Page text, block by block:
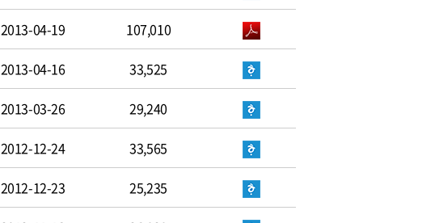
2013-04-19 107,010
2013-04-16 33,525
2013-03-26 29,240
2012-12-24 33,565
2012-12-23 25,235